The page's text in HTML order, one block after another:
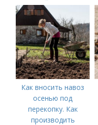
весной, правила
внесения удобрений
Как вносить навоз
осенью под
перекопку. Как
производить